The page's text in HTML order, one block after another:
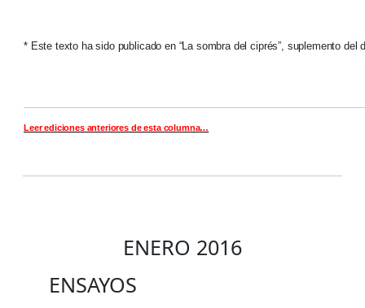
* Este texto ha sido publicado en “La sombra del ciprés”, suplemento del
Leer ediciones anteriores de esta columna…
ENERO 2016
ENSAYOS